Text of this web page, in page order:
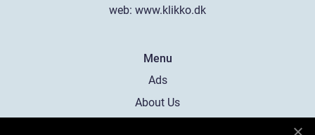
web: www.klikko.dk
Menu
Ads
About Us